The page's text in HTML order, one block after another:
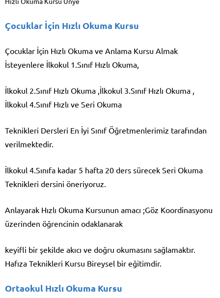
Çocuklar İçin Hızlı Okuma Kursu
Çocuklar İçin Hızlı Okuma ve Anlama Kursu Almak
İsteyenlere İlkokul 1.Sınıf Hızlı Okuma,
İlkokul 2.Sınıf Hızlı Okuma ,İlkokul 3.Sınıf Hızlı Okuma ,
İlkokul 4.Sınıf Hızlı ve Seri Okuma
Teknikleri Dersleri En İyi Sınıf Öğretmenlerimiz tarafından
verilmektedir.
İlkokul 4.Sınıfa kadar 5 hafta 20 ders sürecek Seri Okuma
Teknikleri dersini öneriyoruz.
Anlayarak Hızlı Okuma Kursunun amacı ;Göz Koordinasyonu
üzerinden öğrencinin odaklanarak
keyifli bir şekilde akıcı ve doğru okumasını sağlamaktır.
Hafıza Teknikleri Kursu Bireysel bir eğitimdir.
Ortaokul Hızlı Okuma Kursu